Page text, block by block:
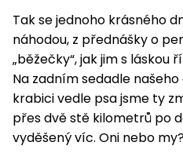
Ruční
nářadí
Rozmetadla
a posypové
vozíky
Zametací
stroje
Příslušenství
Topidla
Navijáky
Tak se jednoho krásného
náhodou, z přednášky o
„běžečky“, jak jim s láskou
Na zadním sedadle
krabici vedle psa jsme ty
přes dvě stě kilometrů po
vyděšený víc. Oni nebo